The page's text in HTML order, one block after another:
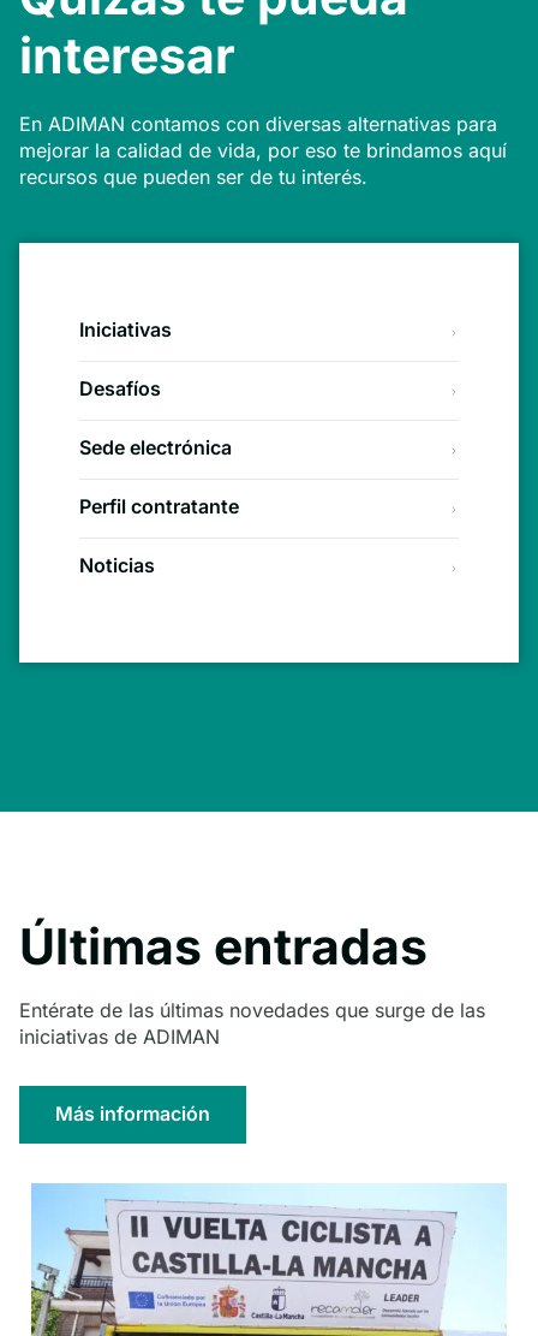
interesar
En ADIMAN contamos con diversas alternativas para
mejorar la calidad de vida, por eso te brindamos aquí
recursos que pueden ser de tu interés.
Iniciativas
Desafíos
Sede electrónica
Perfil contratante
Noticias
Últimas entradas
Entérate de las últimas novedades que surge de las
iniciativas de ADIMAN
Más información